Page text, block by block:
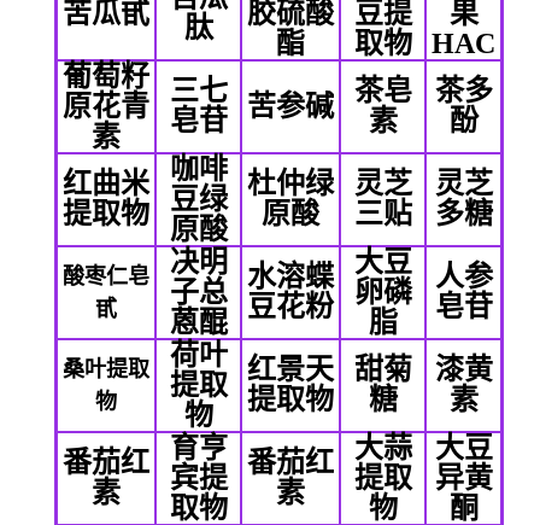
苦瓜甙
肽
胶硫酸
酯
豆提
取物
果
HAC
葡萄籽
原花青
素
三七
皂苷
苦参碱
茶皂
素
茶多
酚
红曲米
提取物
咖啡
豆绿
原酸
杜仲绿
原酸
灵芝
三贴
灵芝
多糖
酸枣仁皂
甙
决明
子总
蒽醌
水溶蝶
豆花粉
大豆
卵磷
脂
人参
皂苷
桑叶提取
物
荷叶
提取
物
红景天
提取物
甜菊
糖
漆黄
素
番茄红
素
育亨
宾提
取物
番茄红
素
大蒜
提取
物
大豆
异黄
酮